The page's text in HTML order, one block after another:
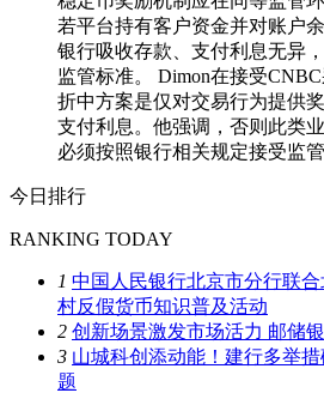
若平台持有客户资金并对账户
银行吸收存款、支付利息无异
监管标准。 Dimon在接受
折中方案是仅对交易行为提供
支付利息。他强调，否则此类
必须按照银行相关规定接受监管
今日排行
RANKING TODAY
1 中国人民银行北京市分行联
村反假货币知识普及活动
2 创新场景激发市场活力 邮储
3 山城科创添动能！建行多举
题